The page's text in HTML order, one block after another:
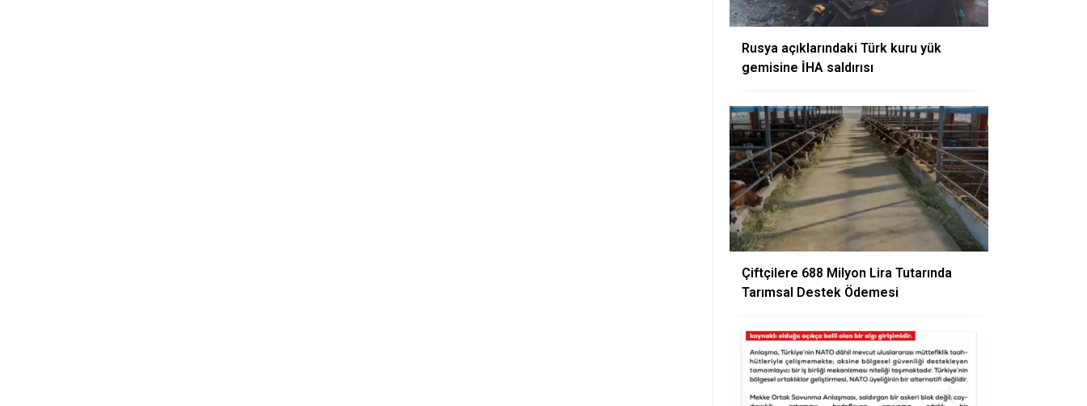
Rusya açıklarındaki Türk kuru yük
gemisine İHA saldırısı
Çiftçilere 688 Milyon Lira Tutarında
Tarımsal Destek Ödemesi